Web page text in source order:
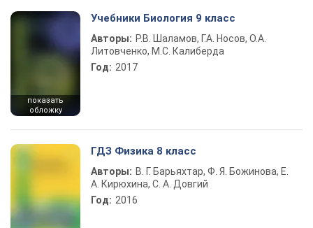
показать
обложку
Учебники Биология 9 класс
Авторы: Р.В. Шаламов, Г.А. Носов, О.А.
Литовченко, М.С. Калиберда
Год: 2017
ГДЗ Физика 8 класс
Авторы: В. Г. Барьяхтар, Ф. Я. Божинова, Е.
А. Кирюхина, С. А. Довгий
Год: 2016